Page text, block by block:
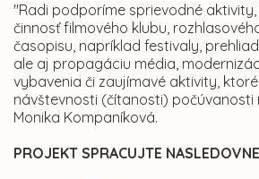
"Radi podporíme sprievodné
činnosť filmového klubu,
časopisu, napríklad festivaly,
ale aj propagáciu média,
vybavenia či zaujímavé aktivity,
návštevnosti (čítanosti) počúvanosti
Monika Kompaníková.
PROJEKT SPRACUJTE NASLEDOVNE